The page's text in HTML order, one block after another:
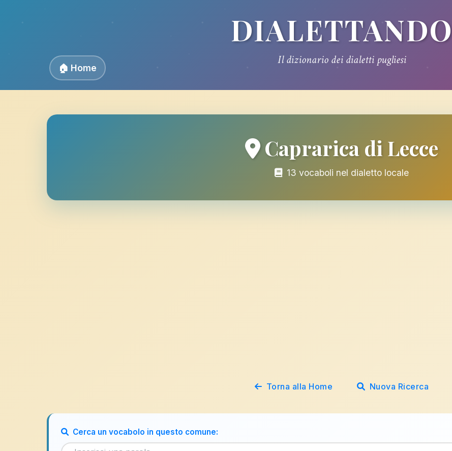
🏠 Home
DIALETTANDO
Il dizionario dei dialetti pugliesi
Caprarica di Lecce
13 vocaboli nel dialetto locale
Torna alla Home Nuova Ricerca
Cerca un vocabolo in questo comune: